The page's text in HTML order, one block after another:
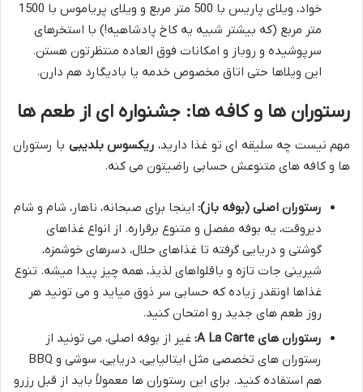
خواد، ویلای پاریس با 500 متر مربع و ویلای پریاموس با 1500
متر مربع (که بیشتر شبیه یه کاخ پادشاهیه!) با استخرهای
سرپوشیده و روباز و امکانات فوق العاده منتظرتون هستن.
این ویلاها حتی اتاق مخصوص خدمه یا بادیگارد هم دارن.
رستوران ها و کافه ها: جشنواره ای از طعم ها
مهم نیست چه سلیقه ای تو غذا دارید، ریکسوس بلدیبی با رستوران
ها و کافه های متنوعش حسابی راضیتون می کنه.
رستوران اصلی (بوفه باز): اینجا برای صبحانه، ناهار، شام و شام
دیروقت، یه بوفه مفصل و متنوع برقراره. از انواع غذاهای
گوشتی و دریایی گرفته تا غذاهای حلال، دسرهای خوشمزه،
شیرینی جات تازه و باقلواهای لذیذ، همه چیز پیدا میشه. تنوع
غذاها اونقدر زیاده که حسابی سر ذوق میاید و می تونید هر
روز طعم های جدید رو امتحان کنید.
رستوران های A La Carte:
غیر از بوفه اصلی، می تونید از
رستوران های تخصصی مثل ایتالیایی، دریایی، سوشی و BBQ
هم استفاده کنید. برای این رستوران ها معمولاً باید از قبل رزرو